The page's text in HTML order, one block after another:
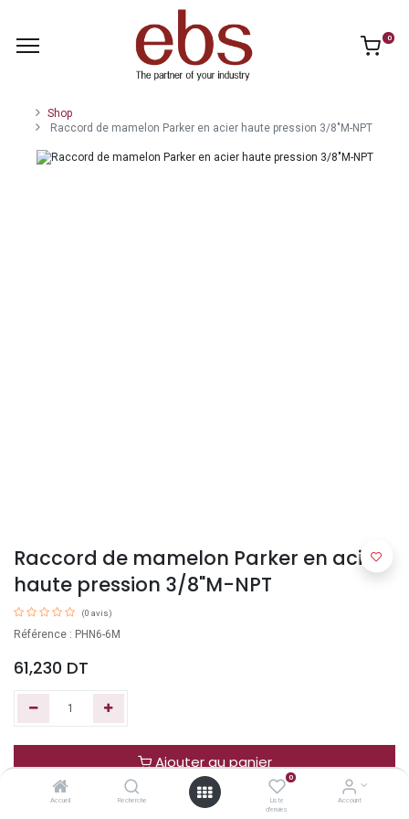
Accueil Recherche
0
Liste
d'envies
Account
0
Shop
Raccord de mamelon Parker en acier haute pression 3/8"M-NPT
Raccord de mamelon Parker en acier
haute pression 3/8"M-NPT
(0 avis)
Référence : PHN6-6M
61,230 DT
Ajouter au panier
Acheter maintenant